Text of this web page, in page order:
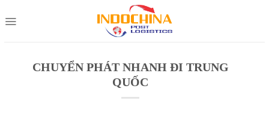
to
CHUYỂN PHÁT NHANH ĐI TRUNG
QUỐC